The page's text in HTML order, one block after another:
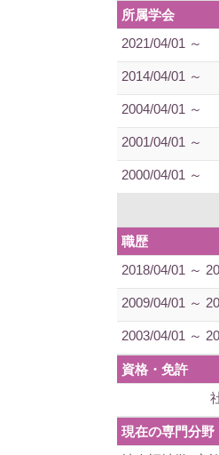
所属学会
2021/04/01 ～
2014/04/01 ～
2004/04/01 ～
2001/04/01 ～
2000/04/01 ～
職歴
2018/04/01 ～
2009/04/01 ～
2003/04/01 ～
資格・免許
現在の専門分野